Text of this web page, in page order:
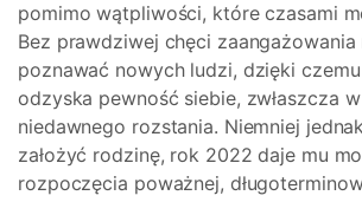
pomimo wątpliwości, które czasami
Bez prawdziwej chęci zaangażowania
poznawać nowych ludzi, dzięki
odzyska pewność siebie, zwłaszcza
niedawnego rozstania. Niemniej
założyć rodzinę, rok 2022 daje mu
rozpoczęcia poważnej,